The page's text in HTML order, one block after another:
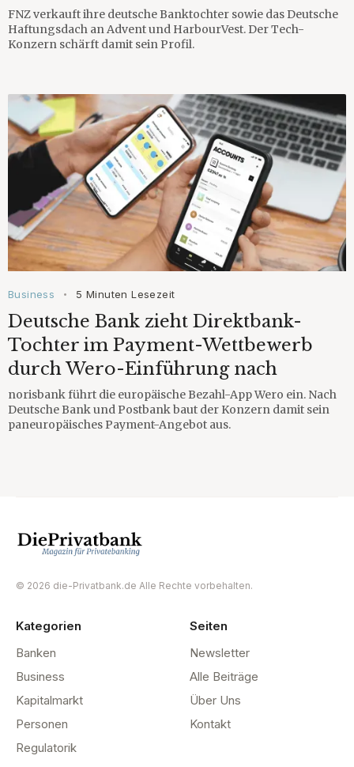
FNZ verkauft ihre deutsche Banktochter sowie das Deutsche
Haftungsdach an Advent und HarbourVest. Der Tech-
Konzern schärft damit sein Profil.
Business • 5 Minuten Lesezeit
Deutsche Bank zieht Direktbank-
Tochter im Payment-Wettbewerb
durch Wero-Einführung nach
norisbank führt die europäische Bezahl-App Wero ein. Nach
Deutsche Bank und Postbank baut der Konzern damit sein
paneuropäisches Payment-Angebot aus.
© 2026 die-Privatbank.de Alle Rechte vorbehalten.
Kategorien
Banken
Business
Kapitalmarkt
Personen
Regulatorik
Seiten
Newsletter
Alle Beiträge
Über Uns
Kontakt